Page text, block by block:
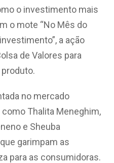
o investimento mais
o mote “No Mês do
a ação
de Valores para
no mercado
Thalita Meneghim,
e Sheuba
garimpam as
para as consumidoras.